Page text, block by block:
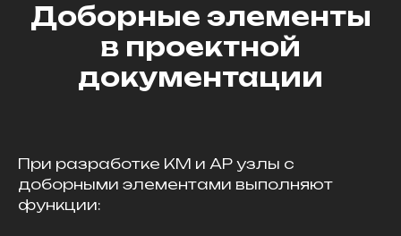
Доборные элементы
в проектной
документации
При разработке КМ и АР узлы с
доборными элементами выполняют
функции: